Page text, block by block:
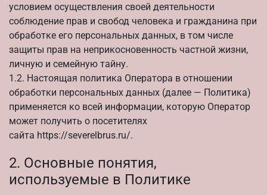
условием осуществления своей деятельности
соблюдение прав и свобод человека и гражданина при
обработке его персональных данных, в том числе
защиты прав на неприкосновенность частной жизни,
личную и семейную тайну.
1.2. Настоящая политика Оператора в отношении
обработки персональных данных (далее — Политика)
применяется ко всей информации, которую Оператор
может получить о посетителях
сайта https://severelbrus.ru/.
2. Основные понятия,
используемые в Политике